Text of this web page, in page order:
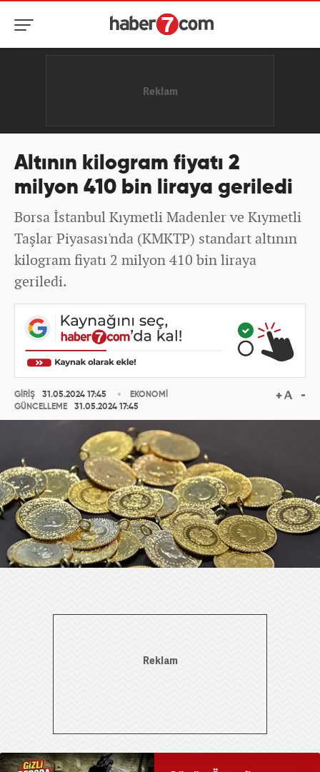
Altının kilogram fiyatı 2
milyon 410 bin liraya geriledi
Borsa İstanbul Kıymetli Madenler ve Kıymetli
Taşlar Piyasası'nda (KMKTP) standart altının
kilogram fiyatı 2 milyon 410 bin liraya
geriledi.
GİRİŞ
31.05.2024 17:45
GÜNCELLEME
31.05.2024 17:45
EKONOMİ